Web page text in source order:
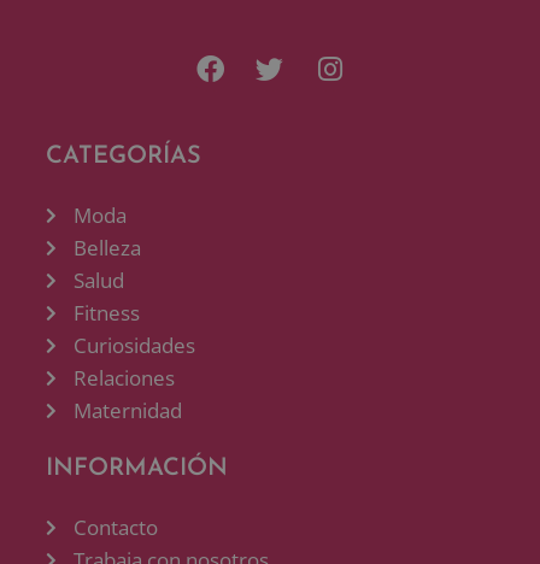
CATEGORÍAS
Moda
Belleza
Salud
Fitness
Curiosidades
Relaciones
Maternidad
INFORMACIÓN
Contacto